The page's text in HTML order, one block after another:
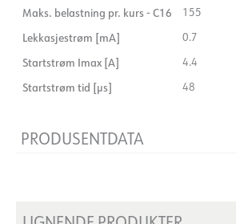
Maks. belastning pr. kurs - C16 155
Lekkasjestrøm [mA] 0.7
Startstrøm Imax [A] 4.4
Startstrøm tid [µs] 48
PRODUSENTDATA